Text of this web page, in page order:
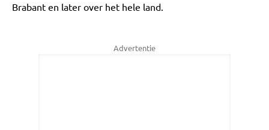
Brabant en later over het hele land.
Advertentie